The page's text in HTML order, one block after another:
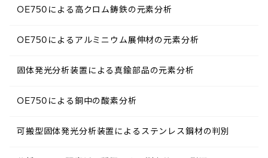
OE750による高クロム鋳鉄の元素分析
OE750によるアルミニウム展伸材の元素分析
固体発光分析装置による真鍮部品の元素分析
OE750による銅中の酸素分析
可搬型固体発光分析装置によるステンレス鋼材の判別